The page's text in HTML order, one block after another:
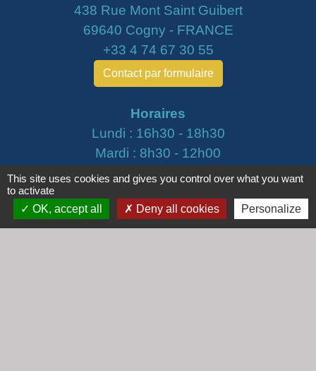
438 Rue Mont Saint Guibert
69640 Cogny - FRANCE
+33 4 74 67 30 55
Contact par formulaire
Horaires
Lundi : 16h30 - 18h30
Mardi : 8h30 - 12h00
Mercredi : 9h00 - 12h00
email :secretariat@cogny.fr
This site uses cookies and gives you control over what you want
to activate
OK, accept all
Deny all cookies Personalize